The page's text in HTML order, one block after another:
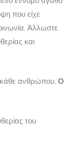
που είχε
Άλλωστε
και
κάθε ανθρώπου.Ο
του